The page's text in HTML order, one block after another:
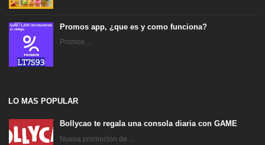
Promos app, ¿que es y como funciona?
Promos ...
LO MAS POPULAR
Bollycao te regala una consola diaria con GAME
Nueva promoción de ...